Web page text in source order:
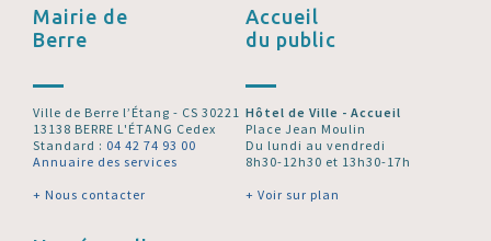
Mairie de
Berre
Ville de Berre l’Étang - CS 30221
13138 BERRE L'ÉTANG Cedex
Standard : 04 42 74 93 00
Annuaire des services
+ Nous contacter
Accueil
du public
Hôtel de Ville - Accueil
Place Jean Moulin
Du lundi au vendredi
8h30-12h30 et 13h30-17h
+ Voir sur plan